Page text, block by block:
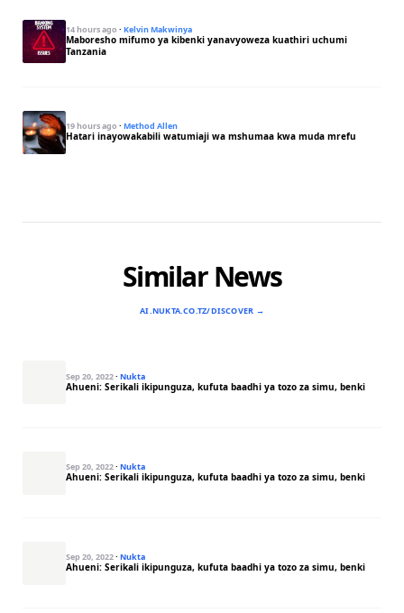
14 hours ago · Kelvin Makwinya
Maboresho mifumo ya kibenki yanavyoweza kuathiri uchumi
Tanzania
19 hours ago · Method Allen
Hatari inayowakabili watumiaji wa mshumaa kwa muda mrefu
Similar News
AI.NUKTA.CO.TZ/DISCOVER →
Sep 20, 2022· Nukta
Ahueni: Serikali ikipunguza, kufuta baadhi ya tozo za simu, benki
Sep 20, 2022· Nukta
Ahueni: Serikali ikipunguza, kufuta baadhi ya tozo za simu, benki
Sep 20, 2022· Nukta
Ahueni: Serikali ikipunguza, kufuta baadhi ya tozo za simu, benki